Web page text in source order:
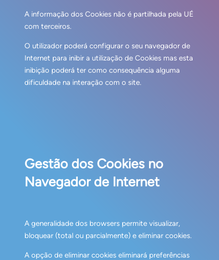
A informação dos Cookies não é partilhada pela UÉ
com terceiros.
O utilizador poderá configurar o seu navegador de
Internet para inibir a utilização de Cookies mas esta
inibição poderá ter como consequência alguma
dificuldade na interação com o site.
Gestão dos Cookies no
Navegador de Internet
A generalidade dos browsers permite visualizar,
bloquear (total ou parcialmente) e eliminar cookies.
A opção de eliminar cookies eliminará preferências